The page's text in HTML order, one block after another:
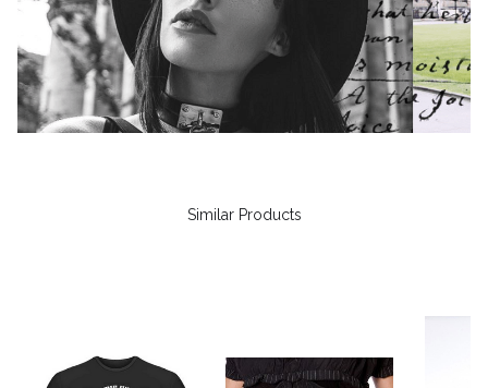
Similar Products